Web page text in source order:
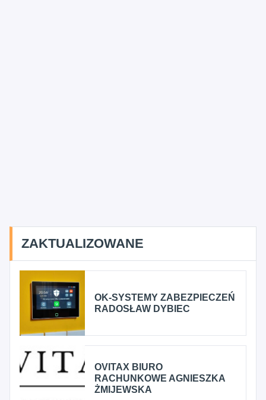
ZAKTUALIZOWANE
OK-SYSTEMY ZABEZPIECZEŃ
RADOSŁAW DYBIEC
OVITAX BIURO
RACHUNKOWE AGNIESZKA
ŻMIJEWSKA